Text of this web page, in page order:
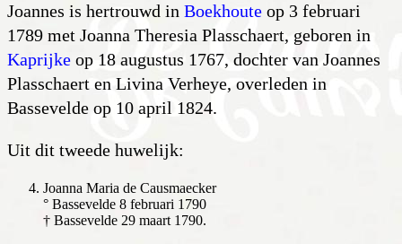
Joannes is hertrouwd in Boekhoute op 3 februari
1789 met Joanna Theresia Plasschaert, geboren in
Kaprijke op 18 augustus 1767, dochter van Joannes
Plasschaert en Livina Verheye, overleden in
Bassevelde op 10 april 1824.
Uit dit tweede huwelijk:
Joanna Maria de Causmaecker
° Bassevelde 8 februari 1790
† Bassevelde 29 maart 1790.